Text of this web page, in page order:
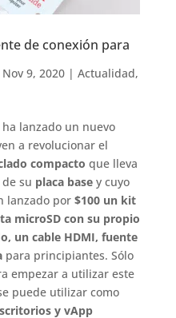
de conexión para
Nov 9, 2020| Actualidad,
lanzado un nuevo
a revolucionar el
compacto que lleva
su placa basey cuyo
lanzado por $100 un kit
microSD con su propio
un cable HDMI, fuente
para principiantes. Sólo
empezar a utilizar este
puede utilizar como
y vApp